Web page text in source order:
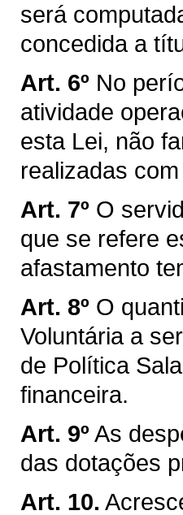
será
concedida a
Art. 6º No
atividade
esta Lei, não
realizadas
Art. 7º O
que se refere
afastamento
Art. 8º O
Voluntária a
de Política
financeira.
Art. 9º As
das dotações
Art. 10.